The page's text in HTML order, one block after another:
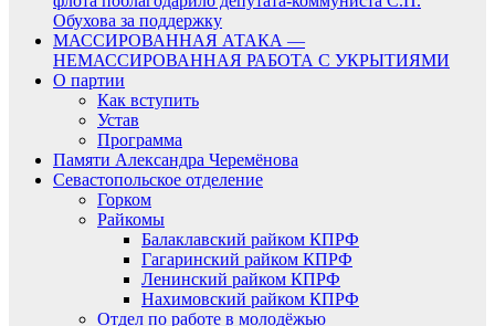
Обухова за поддержку
МАССИРОВАННАЯ АТАКА —
НЕМАССИРОВАННАЯ РАБОТА С УКРЫТИЯМИ
О партии
Как вступить
Устав
Программа
Памяти Александра Черемёнова
Севастопольское отделение
Горком
Райкомы
Балаклавский райком КПРФ
Гагаринский райком КПРФ
Ленинский райком КПРФ
Нахимовский райком КПРФ
Отдел по работе в молодёжью